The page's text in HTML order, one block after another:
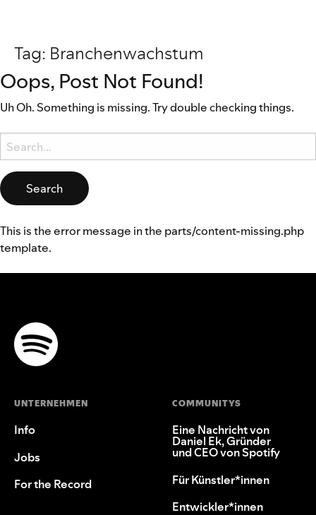
Tag: Branchenwachstum
Oops, Post Not Found!
Uh Oh. Something is missing. Try double checking things.
Search
for:
This is the error message in the parts/content-missing.php
template.
UNTERNEHMEN
Info
Jobs
For the Record
COMMUNITYS
Eine Nachricht von
Daniel Ek, Gründer
und CEO von Spotify
Für Künstler*innen
Entwickler*innen